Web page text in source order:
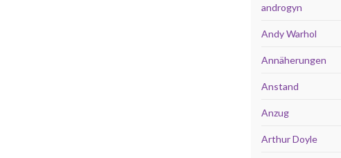
androgyn
Andy Warhol
Annäherungen
Anstand
Anzug
Arthur Doyle